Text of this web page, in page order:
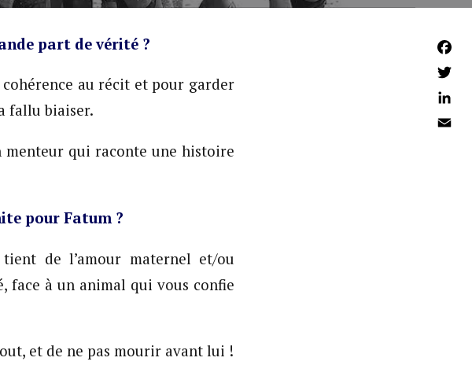
part de vérité ?
au récit et pour garder
fallu biaiser.
menteur qui raconte une histoire
pour Fatum ?
de l’amour maternel et/ou
à un animal qui vous confie
et de ne pas mourir avant lui !
Twitter